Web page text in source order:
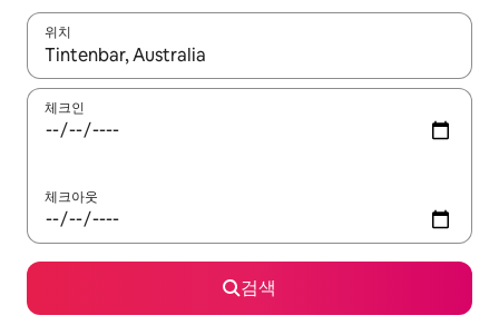
위치
결과가 나오면 위·아래 화살표 키를 사용하거나 터치 또는 스와이
체크인
체크아웃
검색